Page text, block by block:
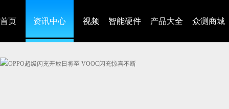
首页 资讯中心 视频 智能硬件 产品大全 众测商城